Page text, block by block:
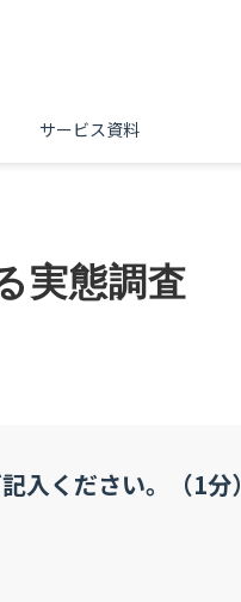
サービス資料
実態調査
入ください。（1分）